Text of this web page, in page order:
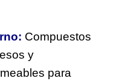
Compuestos
y
para